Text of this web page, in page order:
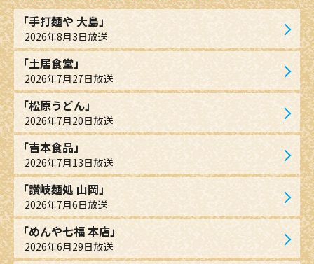
「手打麺や 大島」
2026年8月3日放送
「土居食堂」
2026年7月27日放送
「松原うどん」
2026年7月20日放送
「吉本食品」
2026年7月13日放送
「讃岐麺処 山岡」
2026年7月6日放送
「めんや七福 本店」
2026年6月29日放送